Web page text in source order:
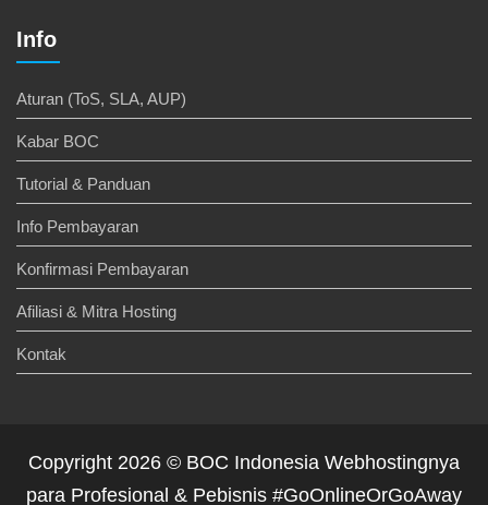
Info
Aturan (ToS, SLA, AUP)
Kabar BOC
Tutorial & Panduan
Info Pembayaran
Konfirmasi Pembayaran
Afiliasi & Mitra Hosting
Kontak
Copyright 2026 © BOC Indonesia Webhostingnya
para Profesional & Pebisnis #GoOnlineOrGoAway